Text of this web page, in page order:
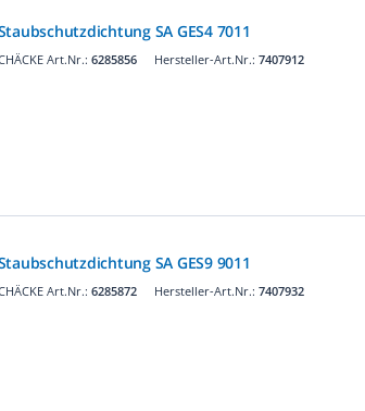
SA GES4 7011
Art.Nr.: 6285856 Hersteller-Art.Nr.: 7407912
SA GES9 9011
Art.Nr.: 6285872 Hersteller-Art.Nr.: 7407932